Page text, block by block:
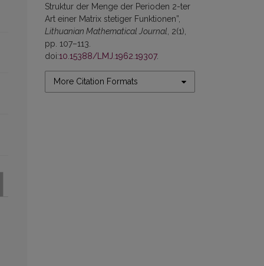
Struktur der Menge der Perioden 2-ter
Art einer Matrix stetiger Funktionen”,
Lithuanian Mathematical Journal , 2(1),
pp. 107–113.
doi:10.15388/LMJ.1962.19307.
More Citation Formats